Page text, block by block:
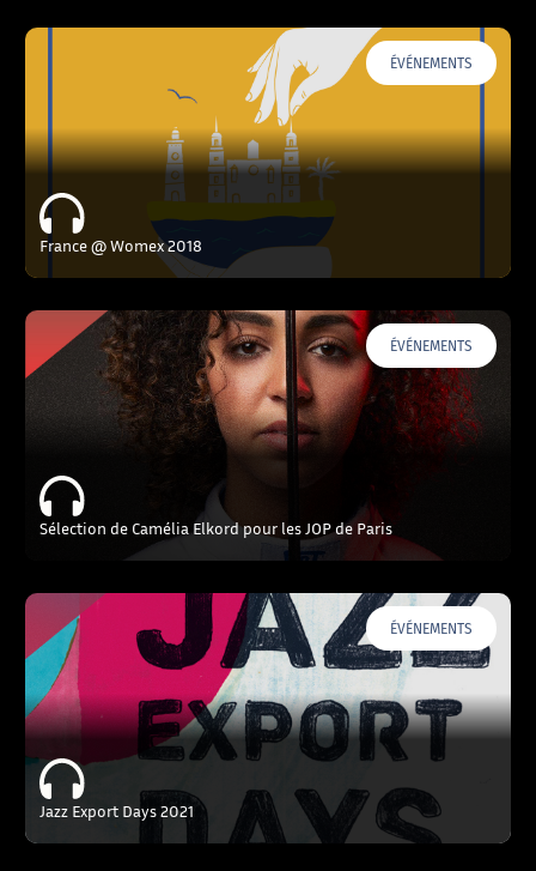
ÉVÉNEMENTS
France @ Womex 2018
ÉVÉNEMENTS
Sélection de Camélia Elkord pour les JOP de Paris
ÉVÉNEMENTS
Jazz Export Days 2021